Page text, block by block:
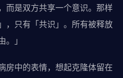
而是双方共享一个意识。那样
，只有「共识」。所有被释放
」
房中的表情，想起克隆体留在